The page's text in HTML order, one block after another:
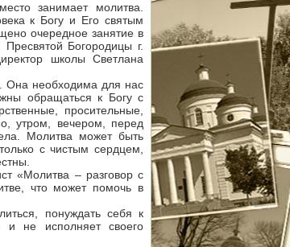
занимает молитва.
к Богу и Его святым
очередное занятие в
Богородицы г.
школы Светлана
Она необходима для нас
обращаться к Богу с
просительные,
утром, вечером, перед
Молитва может быть
с чистым сердцем,
«Молитва – разговор с
что может помочь в
понуждать себя к
не исполняет своего